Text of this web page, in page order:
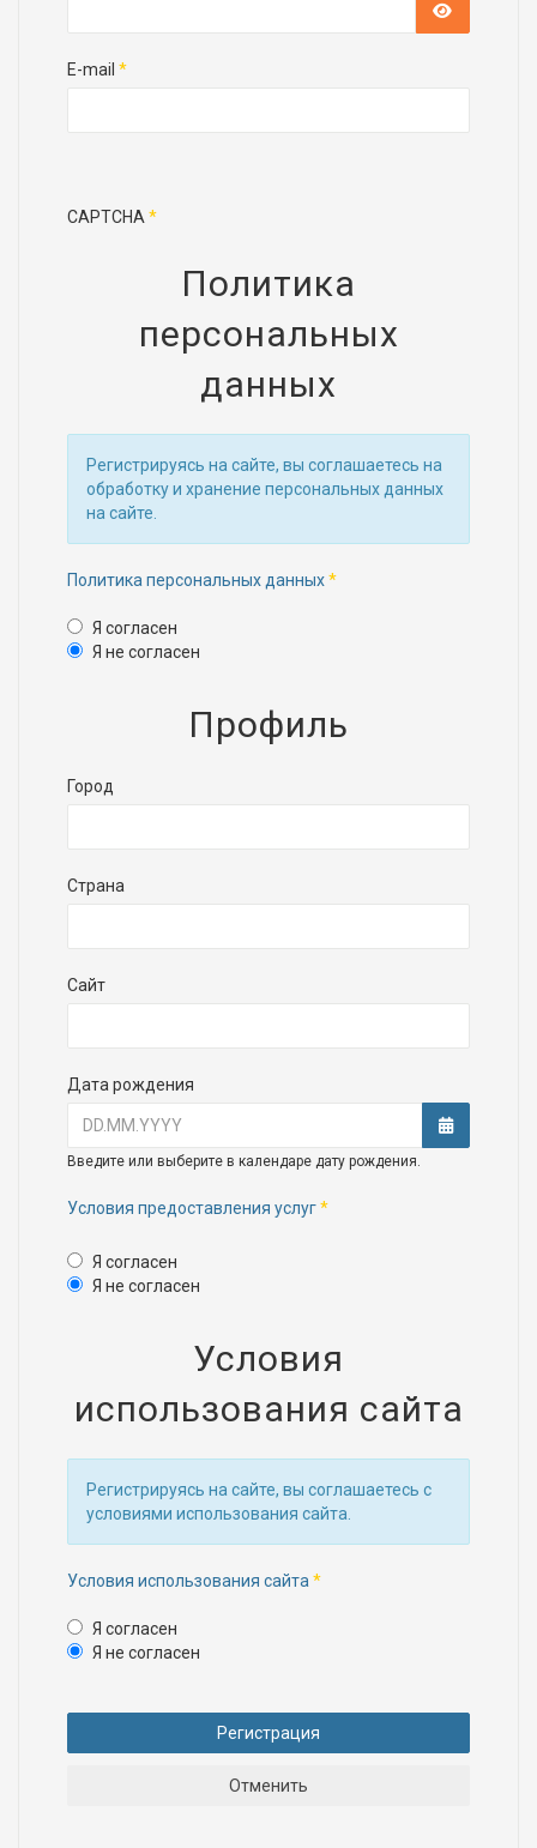
E-mail *
CAPTCHA*
Политика
персональных
данных
Регистрируясь на сайте, вы соглашаетесь на
обработку и хранение персональных данных
на сайте.
Политика персональных данных*
Политика персональных
Я согласен
Я не согласен
Профиль
Город
Страна
Сайт
Дата рождения
Открыть
Введите или выберите в календаре дату рождения.
Условия предоставления услуг*
Условия предоставления
Я согласен
Я не согласен
Условия
использования сайта
Регистрируясь на сайте, вы соглашаетесь с
условиями использования сайта.
Условия использования сайта*
Условия использования
Я согласен
Я не согласен
Регистрация
Отменить